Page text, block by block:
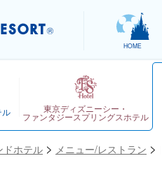
HOME
ル 東京ディズニーシー・
ファンタジースプリングスホテル
ドホテル メニュー/レストラン